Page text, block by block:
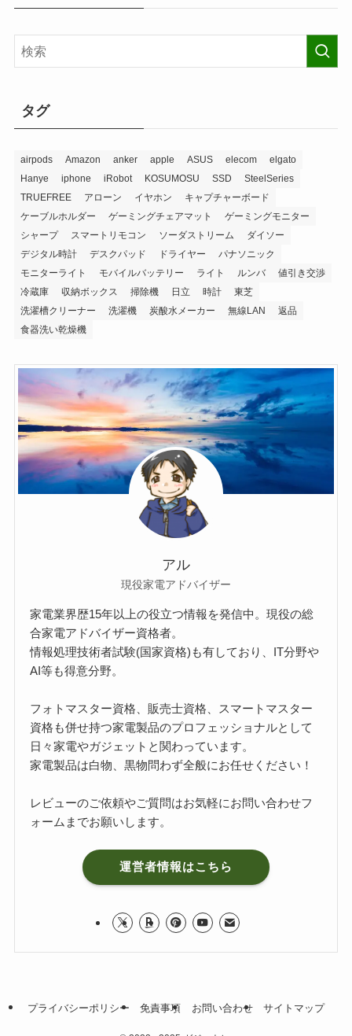
タグ
airpods Amazon anker apple ASUS elecom
elgato
Hanye
iphone iRobot KOSUMOSU SSD
SteelSeries
TRUEFREE
アローン イヤホン
キャプチャーボード
ケーブルホルダー
ゲーミングチェアマット
ゲーミングモニター
シャープ
スマートリモコン ソーダストリーム
ダイソー
デジタル時計
デスクパッド ドライヤー
パナソニック
モニターライト
モバイルバッテリー ライト ルンバ
値引き交渉
冷蔵庫
収納ボックス 掃除機 日立 時計
東芝
洗濯槽クリーナー
洗濯機 炭酸水メーカー 無線LAN
返品
食器洗い乾燥機
アル
現役家電アドバイザー
家電業界歴15年以上の役立つ情報を発信中。現役の総
合家電アドバイザー資格者。
情報処理技術者試験(国家資格)も有しており、IT分野や
AI等も得意分野。
フォトマスター資格、販売士資格、スマートマスター
資格も併せ持つ家電製品のプロフェッショナルとして
日々家電やガジェットと関わっています。
家電製品は白物、黒物問わず全般にお任せください！
レビューのご依頼やご質問はお気軽にお問い合わせフ
ォーム までお願いします。
運営者情報はこちら
プライバシーポリシー 免責事項 お問い合わせ サイトマップ